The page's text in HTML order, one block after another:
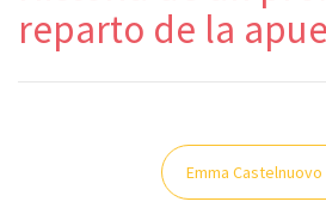
reparto de la
Navegación
Emma Castelnuovo